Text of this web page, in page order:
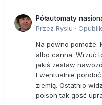
Półautomaty
Przez Rysiu ·
Na pewno pomoże.
albo canna. Wrzuć
jakiś zestaw
Ewentualnie
ziemią. Ostatnio
poison tak gość